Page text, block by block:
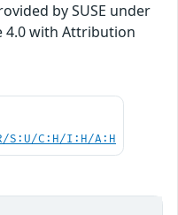
by SUSE under
4.0 with Attribution
S:U/C:H/I:H/A:H